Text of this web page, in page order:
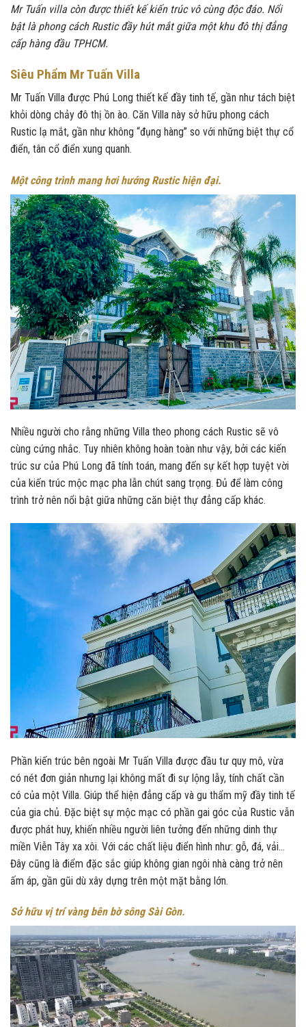
Mr Tuấn villa còn được thiết kế kiến trúc vô cùng độc đáo. Nổi
bật là phong cách Rustic đầy hút mắt giữa một khu đô thị đẳng
cấp hàng đầu TPHCM.
Siêu Phẩm Mr Tuấn Villa
Mr Tuấn Villa được Phú Long thiết kế đầy tinh tế, gần như tách biệt
khỏi dòng chảy đô thị ồn ào. Căn Villa này sở hữu phong cách
Rustic lạ mắt, gần như không “đụng hàng” so với những biệt thự cổ
điển, tân cổ điển xung quanh.
Một công trình mang hơi hướng Rustic hiện đại.
Nhiều người cho rằng những Villa theo phong cách Rustic sẽ vô
cùng cứng nhắc. Tuy nhiên không hoàn toàn như vậy, bởi các kiến
trúc sư của Phú Long đã tính toán, mang đến sự kết hợp tuyệt vời
của kiến trúc mộc mạc pha lẫn chút sang trọng. Đủ để làm công
trình trở nên nổi bật giữa những căn biệt thự đẳng cấp khác.
Phần kiến trúc bên ngoài Mr Tuấn Villa được đầu tư quy mô, vừa
có nét đơn giản nhưng lại không mất đi sự lộng lẫy, tính chất cần
có của một Villa. Giúp thể hiện đẳng cấp và gu thẩm mỹ đầy tinh tế
của gia chủ. Đặc biệt sự mộc mạc có phần gai góc của Rustic vẫn
được phát huy, khiến nhiều người liên tưởng đến những dinh thự
miền Viễn Tây xa xôi. Với các chất liệu điển hình như: gỗ, đá, vải…
Đây cũng là điểm đặc sắc giúp không gian ngôi nhà càng trở nên
ấm áp, gần gũi dù xây dựng trên một mặt bằng lớn.
Sở hữu vị trí vàng bên bờ sông Sài Gòn.